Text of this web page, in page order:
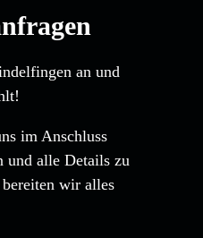
an und
im Anschluss
und alle Details zu
wir alles